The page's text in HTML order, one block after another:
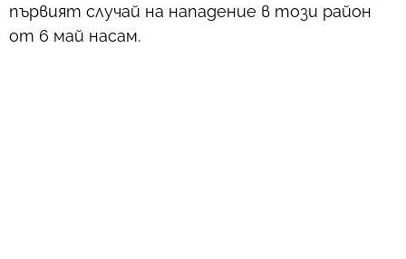
първият случай на нападение в този район
от 6 май насам.